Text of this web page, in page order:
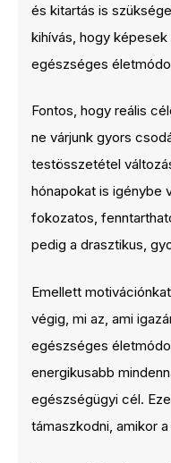
és kitartás is
kihívás, hogy
egészséges
Fontos, hogy reális
ne várjunk gyors
testösszetétel
hónapokat is igénybe
fokozatos,
pedig a drasztikus,
Emellett
végig, mi az, ami
egészséges
energikusabb
egészségügyi cél.
támaszkodni, amikor